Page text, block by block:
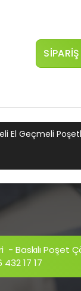
El Geçmeli
- Baskılı Poşet
17 17